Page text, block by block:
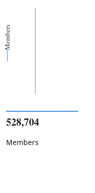
Members
528,704
Members